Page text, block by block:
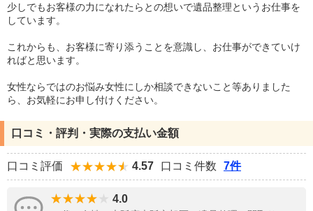
少しでもお客様の力になれたらとの想いで遺品整理というお仕事を
しています。
これからも、お客様に寄り添うことを意識し、お仕事ができていけ
ればと思います。
女性ならではのお悩み女性にしか相談できないこと等ありました
ら、お気軽にお申し付けください。
口コミ・評判・実際の支払い金額
口コミ評価 4.57 口コミ件数 7件
4.0